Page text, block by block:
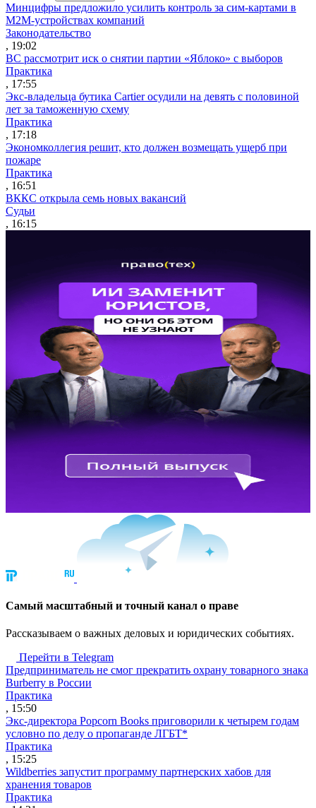
Минцифры предложило усилить контроль за сим-картами в
M2M-устройствах компаний
Законодательство
, 19:02
ВС рассмотрит иск о снятии партии «Яблоко» с выборов
Практика
, 17:55
Экс-владельца бутика Cartier осудили на девять с половиной
лет за таможенную схему
Практика
, 17:18
Экономколлегия решит, кто должен возмещать ущерб при
пожаре
Практика
, 16:51
ВККС открыла семь новых вакансий
Судьи
, 16:15
Cамый масштабный и точный канал о праве
Рассказываем о важных деловых и юридических событиях.
Перейти в Telegram
Предприниматель не смог прекратить охрану товарного знака
Burberry в России
Практика
, 15:50
Экс-директора Popcorn Books приговорили к четырем годам
условно по делу о пропаганде ЛГБТ*
Практика
, 15:25
Wildberries запустит программу партнерских хабов для
хранения товаров
Практика